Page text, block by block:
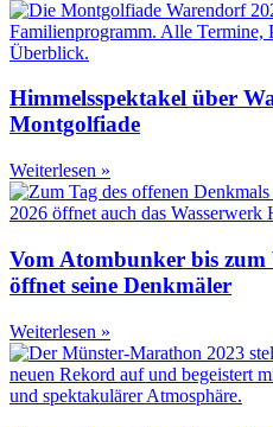
Himmelsspektakel über
Montgolfiade
Weiterlesen »
Vom Atombunker bis zum
öffnet seine Denkmäler
Weiterlesen »